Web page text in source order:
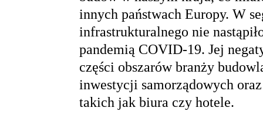
innych państwach Europy. W
infrastrukturalnego nie
pandemią COVID-19. Jej
części obszarów branży
inwestycji samorządowych
takich jak biura czy hotele.